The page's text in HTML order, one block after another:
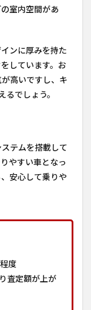
室内空間があ
ンに厚みを持た
しています。お
高いですし、キ
でしょう。
テムを搭載して
やすい車となっ
安心して乗りや
度
査定額が上が